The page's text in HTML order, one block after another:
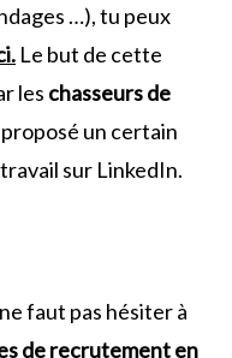
…), tu peux
Le but de cette
les chasseurs de
un certain
sur LinkedIn.
faut pas hésiter à
de recrutementen